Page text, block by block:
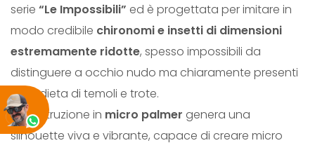
q
u
a
n
t
i
t
serie “Le Impossibili” ed è progettata per imitare in
modo credibile chironomi e insetti di dimensioni
estremamente ridotte, spesso impossibili da
distinguere a occhio nudo ma chiaramente presenti
nella dieta di temoli e trote.
La costruzione in micro palmer genera una
silhouette viva e vibrante, capace di creare micro